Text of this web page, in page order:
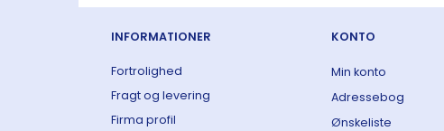
INFORMATIONER
Fortrolighed
Fragt og levering
Firma profil
KONTO
Min konto
Adressebog
Ønskeliste